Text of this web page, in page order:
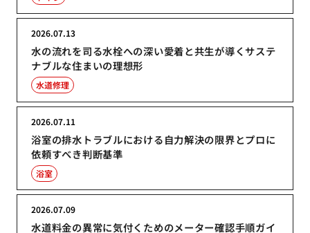
水の流れを司る水栓への深い愛着と共生が導くサステ
ナブルな住まいの理想形
2026.07.13
水道修理
浴室の排水トラブルにおける自力解決の限界とプロに
依頼すべき判断基準
2026.07.11
浴室
水道料金の異常に気付くためのメーター確認手順ガイ
2026.07.09